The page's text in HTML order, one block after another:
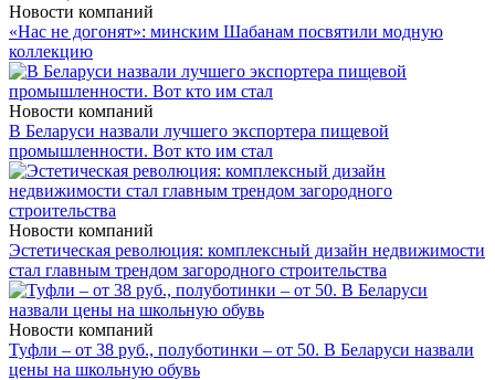
Новости компаний
«Нас не догонят»: минским Шабанам посвятили модную
коллекцию
Новости компаний
В Беларуси назвали лучшего экспортера пищевой
промышленности. Вот кто им стал
Новости компаний
Эстетическая революция: комплексный дизайн недвижимости
стал главным трендом загородного строительства
Новости компаний
Туфли – от 38 руб., полуботинки – от 50. В Беларуси назвали
цены на школьную обувь